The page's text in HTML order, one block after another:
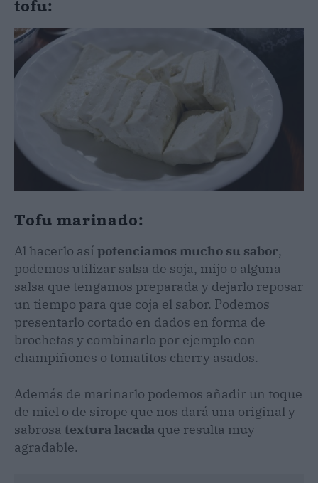
tofu:
Tofu marinado:
Al hacerlo así potenciamos mucho su sabor,
podemos utilizar salsa de soja, mijo o alguna
salsa que tengamos preparada y dejarlo reposar
un tiempo para que coja el sabor. Podemos
presentarlo cortado en dados en forma de
brochetas y combinarlo por ejemplo con
champiñones o tomatitos cherry asados.
Además de marinarlo podemos añadir un toque
de miel o de sirope que nos dará una original y
sabrosa textura lacada que resulta muy
agradable.